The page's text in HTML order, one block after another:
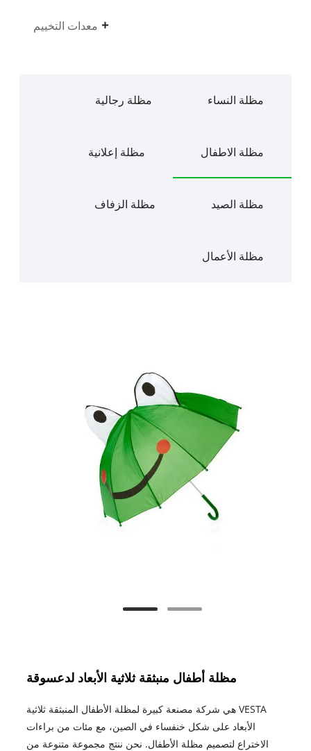
معدات التخييم
مظلة النساء مظلة رجالية
مظلة الاطفال مظلة إعلانية
مظلة الصيد مظلة الزفاف
مظلة الأعمال
مظلة أطفال منبثقة ثلاثية الأبعاد لدعسوقة
VESTA هي شركة مصنعة كبيرة لمظلة الأطفال المنبثقة ثلاثية
الأبعاد على شكل خنفساء في الصين، مع مئات من براءات
الاختراع لتصميم مظلة الأطفال. نحن ننتج مجموعة متنوعة من